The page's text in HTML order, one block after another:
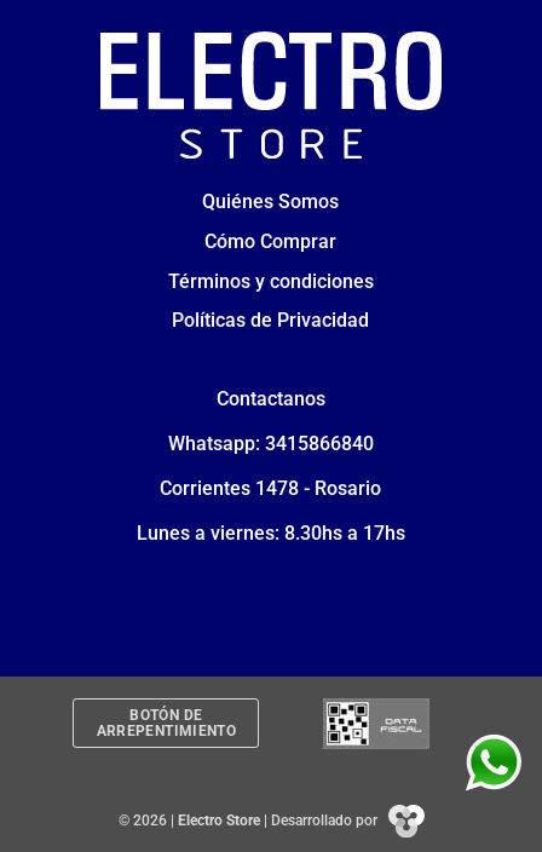
Quiénes Somos
Cómo Comprar
Términos y condiciones
Políticas de Privacidad
Contactanos
Whatsapp: 3415866840
Corrientes 1478 - Rosario
Lunes a viernes: 8.30hs a 17hs
BOTÓN DE
ARREPENTIMIENTO
© 2026 | Electro Store| Desarrollado por